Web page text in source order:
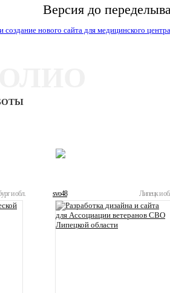
Версия до
и обл. svo48 Липецк и